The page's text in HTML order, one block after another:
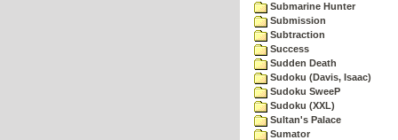
Submarine Hunter
Submission
Subtraction
Success
Sudden Death
Sudoku (Davis, Isaac)
Sudoku SweeP
Sudoku (XXL)
Sultan's Palace
Sumator